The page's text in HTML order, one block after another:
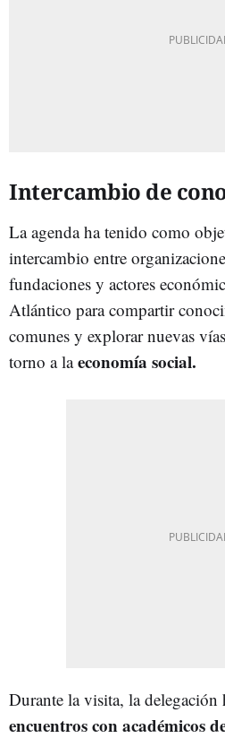
Intercambio de
La agenda ha tenido como
intercambio entre
fundaciones y actores
Atlántico para compartir
comunes y explorar nuevas
torno a laeconomía social.
Durante la visita, la delegación
encuentros con académicos